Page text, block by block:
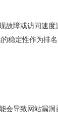
障或访问速度
稳定性作为排
导致网站漏洞